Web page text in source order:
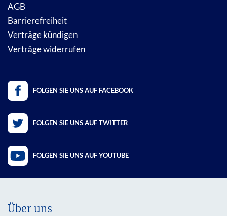
AGB
Barrierefreiheit
Verträge kündigen
Verträge widerrufen
FOLGEN SIE UNS AUF FACEBOOK
FOLGEN SIE UNS AUF TWITTER
FOLGEN SIE UNS AUF YOUTUBE
Über uns